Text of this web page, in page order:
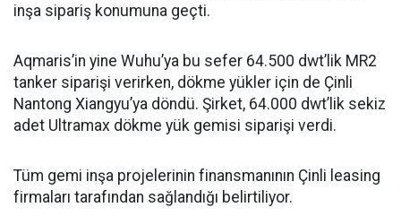
inşa sipariş konumuna geçti.
Aqmaris’in yine Wuhu’ya bu sefer 64.500 dwt’lik MR2
tanker siparişi verirken, dökme yükler için de Çinli
Nantong Xiangyu’ya döndü. Şirket, 64.000 dwt’lik sekiz
adet Ultramax dökme yük gemisi siparişi verdi.
Tüm gemi inşa projelerinin finansmanının Çinli leasing
firmaları tarafından sağlandığı belirtiliyor.